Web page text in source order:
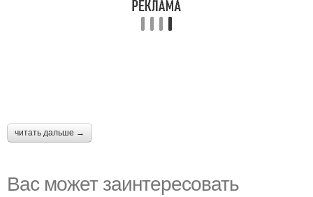
читать дальше →
Вас может заинтересовать